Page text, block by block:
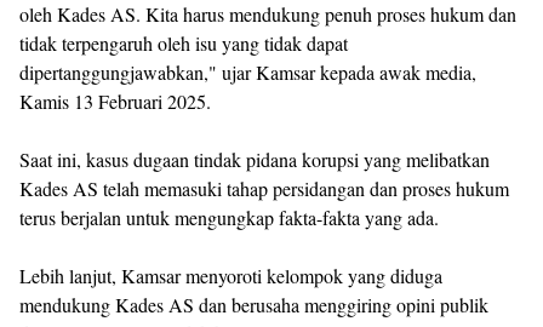
oleh Kades AS. Kita harus mendukung penuh proses hukum dan
tidak terpengaruh oleh isu yang tidak dapat
dipertanggungjawabkan," ujar Kamsar kepada awak media,
Kamis 13 Februari 2025.
Saat ini, kasus dugaan tindak pidana korupsi yang melibatkan
Kades AS telah memasuki tahap persidangan dan proses hukum
terus berjalan untuk mengungkap fakta-fakta yang ada.
Lebih lanjut, Kamsar menyoroti kelompok yang diduga
mendukung Kades AS dan berusaha menggiring opini publik